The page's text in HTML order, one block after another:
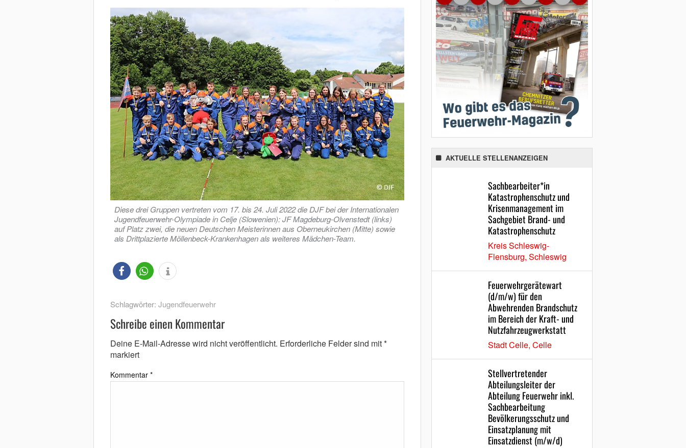
Diese drei Gruppen vertreten vom 17. bis 24. Juli 2022 die DJF bei der Internationalen
Jugendfeuerwehr-Olympiade in Celje (Slowenien): JF Magdeburg-Olvenstedt (links)
auf Platz zwei, die neuen Deutschen Meisterinnen aus Oberneukirchen (Mitte) sowie
als Drittplazierte Möllenbeck-Krankenhagen als weiteres Mädchen-Team.
Schlagwörter: Jugendfeuerwehr
Schreibe einen Kommentar
Deine E-Mail-Adresse wird nicht veröffentlicht. Erforderliche Felder sind mit*
markiert
Kommentar *
AKTUELLE STELLENANZEIGEN
Sachbearbeiter*in
Katastrophenschutz und
Krisenmanagement im
Sachgebiet Brand- und
Katastrophenschutz
Kreis Schleswig-
Flensburg, Schleswig
Feuerwehrgerätewart
(d/m/w) für den
Abwehrenden Brandschutz
im Bereich der Kraft- und
Nutzfahrzeugwerkstatt
Stadt Celle, Celle
Stellvertretender
Abteilungsleiter der
Abteilung Feuerwehr inkl.
Sachbearbeitung
Bevölkerungsschutz und
Einsatzplanung mit
Einsatzdienst (m/w/d)